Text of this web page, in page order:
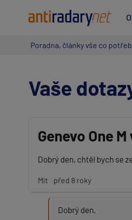
Poradna, články vše co
Vaše
Vaše jméno:
Váš e-mail:
Předmět:
Genevo One
Dobrý den, chtěl bych se
Mit před 8 roky
Dobrý den,